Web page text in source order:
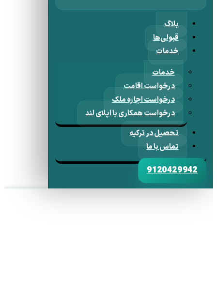
بلاگ
قبولی‌ها
خدمات
خدمات
درخواست اقامت
درخواست اجاره ملک
درخواست همکاری با اپلای لند
تحصیل در ترکیه
تماس با ما
9120429942